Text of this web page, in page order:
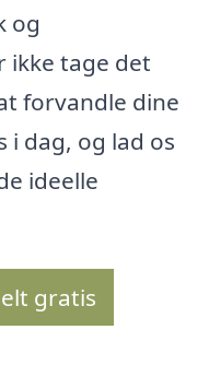
og
ikke tage det
forvandle dine
i dag, og lad os
ideelle
gratis